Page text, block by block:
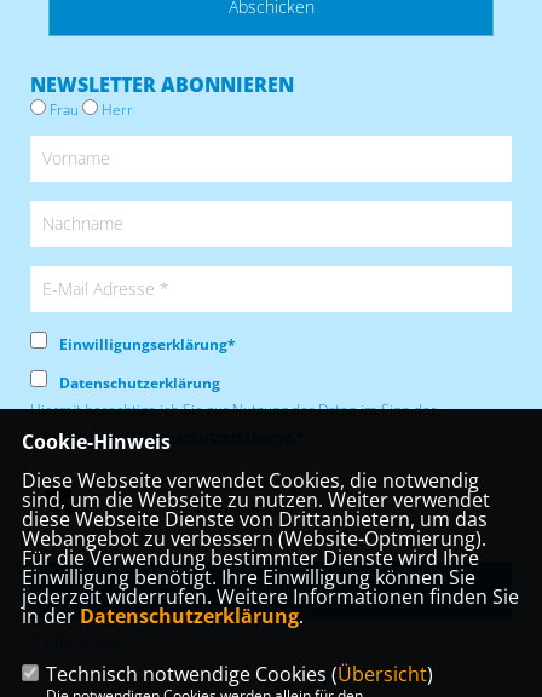
NEWSLETTER ABONNIEREN
Frau Herr
Einwilligungserklärung*
Datenschutzerklärung
Hiermit berechtige ich Sie zur Nutzung der Daten im Sinn der
nachfolgendenDatenschutzerklärung
Anti-Roboter-Verifizierung
Hier klicken
FriendlyCaptcha ⇗
Cookie-Hinweis
Diese Webseite verwendet Cookies, die notwendig
sind, um die Webseite zu nutzen. Weiter verwendet
diese Webseite Dienste von Drittanbietern, um das
Webangebot zu verbessern (Website-Optmierung).
Für die Verwendung bestimmter Dienste wird Ihre
Einwilligung benötigt. Ihre Einwilligung können Sie
jederzeit widerrufen. Weitere Informationen finden Sie
in der Datenschutzerklärung.
Technisch notwendige Cookies (Übersicht)